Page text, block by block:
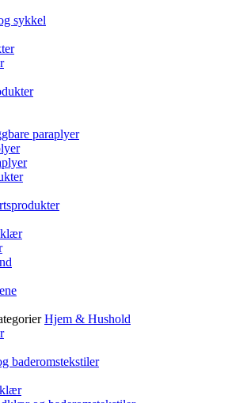
sykkel
paraplyer
Hjem & Hushold
baderomstekstiler